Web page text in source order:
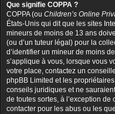
Que signifie COPPA ?
COPPA (ou Children’s Online
États-Unis qui dit que les sites
mineurs de moins de 13 ans
(ou d’un tuteur légal) pour la
d’identifier un mineur de moins
s’applique à vous, lorsque vous
votre place, contactez un
phpBB Limited et les
conseils juridiques et ne
de toutes sortes, à l’exception
contacter pour les abus ou les